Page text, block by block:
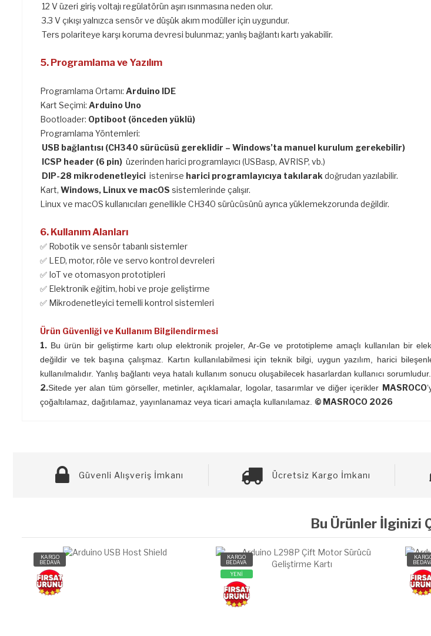
12 V üzeri giriş voltajı regülatörün aşırı ısınmasına neden olur.
3.3 V çıkışı yalnızca sensör ve düşük akım modüller için uygundur.
Ters polariteye karşı koruma devresi bulunmaz; yanlış bağlantı kartı yakabilir.
5. Programlama ve Yazılım
Programlama Ortamı: Arduino IDE
Kart Seçimi: Arduino Uno
Bootloader: Optiboot (önceden yüklü)
Programlama Yöntemleri:
USB bağlantısı (CH340 sürücüsü gereklidir – Windows’ta manuel kurulum gerekebilir)
ICSP header (6 pin) üzerinden harici programlayıcı (USBasp, AVRISP, vb.)
DIP-28 mikrodenetleyici istenirse harici programlayıcıya takılarak doğrudan yazılabilir.
Kart, Windows, Linux ve macOS sistemlerinde çalışır.
Linux ve macOS kullanıcıları genellikle CH340 sürücüsünü ayrıca yüklemekzorunda değildir.
6. Kullanım Alanları
✅ Robotik ve sensör tabanlı sistemler
✅ LED, motor, röle ve servo kontrol devreleri
✅ IoT ve otomasyon prototipleri
✅ Elektronik eğitim, hobi ve proje geliştirme
✅ Mikrodenetleyici temelli kontrol sistemleri
Ürün Güvenliği ve Kullanım Bilgilendirmesi
1. Bu ürün bir geliştirme kartı olup elektronik projeler, Ar-Ge ve prototipleme amaçlı kullanılan bir
değildir ve tek başına çalışmaz. Kartın kullanılabilmesi için teknik bilgi, uygun yazılım, harici
kullanılmalıdır. Yanlış bağlantı veya hatalı kullanım sonucu oluşabilecek hasarlardan kullanıcı sorumludur.
2.Sitede yer alan tüm görseller, metinler, açıklamalar, logolar, tasarımlar ve diğer içerikler MASROCO
çoğaltılamaz, dağıtılamaz, yayınlanamaz veya ticari amaçla kullanılamaz. © MASROCO 2026
Güvenli Alışveriş İmkanı Ücretsiz Kargo İmkanı
Bu Ürünler İlginizi
KARGO
BEDAVA
YENİ
KARGO
BEDAVA